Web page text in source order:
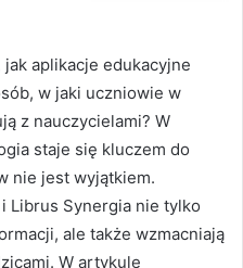
jak aplikacje edukacyjne
w jaki uczniowie w
z nauczycielami? W
staje się kluczem do
nie jest wyjątkiem.
Librus Synergia nie tylko
ale także wzmacniają
W artykule